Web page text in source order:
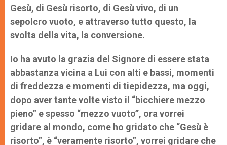
Gesù, di Gesù risorto, di Gesù vivo, di un
sepolcro vuoto, e attraverso tutto questo, la
svolta della vita, la conversione.
Io ha avuto la grazia del Signore di essere stata
abbastanza vicina a Lui con alti e bassi, momenti
di freddezza e momenti di tiepidezza, ma oggi,
dopo aver tante volte visto il “bicchiere mezzo
pieno” e spesso “mezzo vuoto”, ora vorrei
gridare al mondo, come ho gridato che “Gesù è
risorto”, è “veramente risorto”, vorrei gridare che